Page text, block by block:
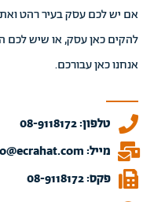
אם יש לכם עסק בעיר רהט
להקים כאן עסק, או שיש לכם
אנחנו כאן עבורכם.
טלפון: 08-9118172
מייל: info@ecrahat.com
פקס: 08-9118172